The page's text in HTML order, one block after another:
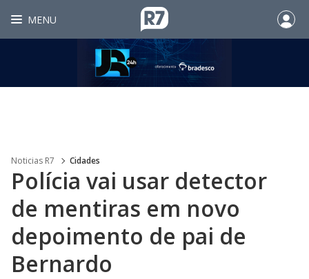
MENU
Noticias R7 Cidades
Polícia vai usar detector
de mentiras em novo
depoimento de pai de
Bernardo